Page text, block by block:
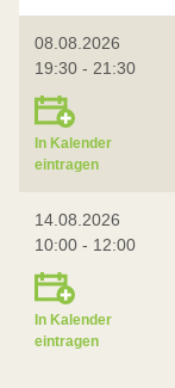
08.08.2026
19:30 - 21:30
In Kalender
eintragen
14.08.2026
10:00 - 12:00
In Kalender
eintragen